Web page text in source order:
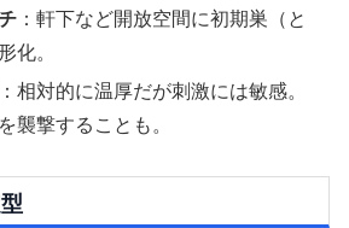
：軒下など開放空間に初期巣（と
化。
：相対的に温厚だが刺激には敏感。
襲撃することも。